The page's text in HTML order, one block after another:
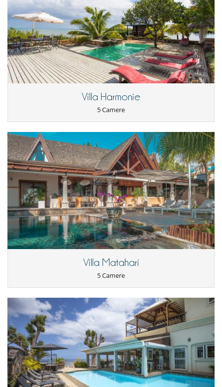
=> Free for children under 6.
Important note :Dining supplements are subject to a minimum
charge equivalent to 4 adults. If fewer than 4 adults, the minimum
charge applies.
OTHER SERVICES:
- Babysitting and childcare service,
- Any other concierge service to enhance your stay.
Location
Le Morne beach and its transparent sea is just a 5-minute drive away.
You can also, directly from the villa, climb to the top of the mountain.
I bambini sono i benvenuti
All'esterno
Barbecue
Giardino
Posti per cenare a cielo aperto
Sedie lunge sulla terrazza
Piscina esteriore privata
Tivù
Elettrodomestici
Cucina completamente fornita
Per i vostri pasti
Bed & Breakfast
Casa con servizio cuoco o chef
Cucinati da solo
Villa Harmonie
5 Camere
Villa Matahari
5 Camere